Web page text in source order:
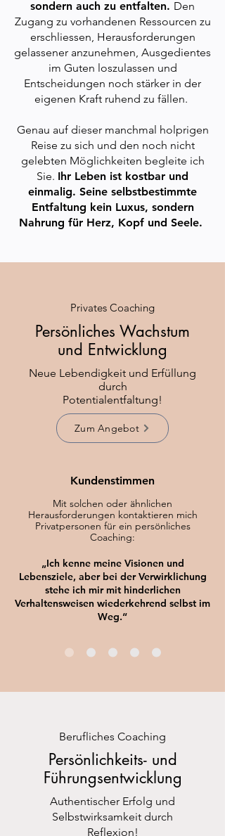
sondern auch zu entfalten. Den
Zugang zu vorhandenen Ressourcen zu
erschliessen, Herausforderungen
gelassener anzunehmen, Ausgedientes
im Guten loszulassen und
Entscheidungen noch stärker in der
eigenen Kraft ruhend zu fällen.
Genau auf dieser manchmal holprigen
Reise zu sich und den noch nicht
gelebten Möglichkeiten begleite ich
Sie. Ihr Leben ist kostbar und
einmalig. Seine selbstbestimmte
Entfaltung kein Luxus, sondern
Nahrung für Herz, Kopf und Seele.
Privates Coaching
Persönliches Wachstum
und Entwicklung
Neue Lebendigkeit und Erfüllung
durch
Potentialentfaltung!
Zum Angebot
Kundenstimmen
Mit solchen oder ähnlichen
Herausforderungen kontaktieren mich
Privatpersonen für ein persönliches
Coaching:
„Ich kenne meine Visionen und
Lebensziele, aber bei der Verwirklichung
stehe ich mir mit hinderlichen
Verhaltensweisen wiederkehrend selbst im
Weg.“
Berufliches Coaching
Persönlichkeits- und
Führungsentwicklung
Authentischer Erfolg und
Selbstwirksamkeit durch
Reflexion!